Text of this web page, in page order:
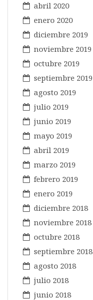
abril 2020
enero 2020
diciembre 2019
noviembre 2019
octubre 2019
septiembre 2019
agosto 2019
julio 2019
junio 2019
mayo 2019
abril 2019
marzo 2019
febrero 2019
enero 2019
diciembre 2018
noviembre 2018
octubre 2018
septiembre 2018
agosto 2018
julio 2018
junio 2018